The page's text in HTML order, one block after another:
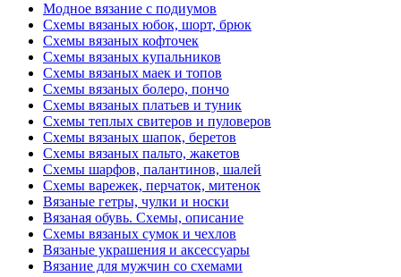
Модное вязание с подиумов
Схемы вязаных юбок, шорт, брюк
Схемы вязаных кофточек
Схемы вязаных купальников
Схемы вязаных маек и топов
Схемы вязаных болеро, пончо
Схемы вязаных платьев и туник
Схемы теплых свитеров и пуловеров
Схемы вязаных шапок, беретов
Схемы вязаных пальто, жакетов
Схемы шарфов, палантинов, шалей
Схемы варежек, перчаток, митенок
Вязаные гетры, чулки и носки
Вязаная обувь. Схемы, описание
Схемы вязаных сумок и чехлов
Вязаные украшения и аксессуары
Вязание для мужчин со схемами